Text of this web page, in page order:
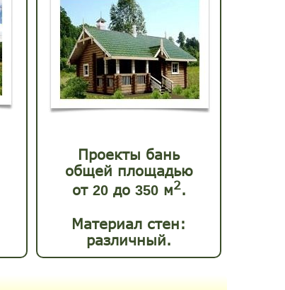
Проекты бань
общей площадью
от 20до 350м2.
Материал стен:
различный.